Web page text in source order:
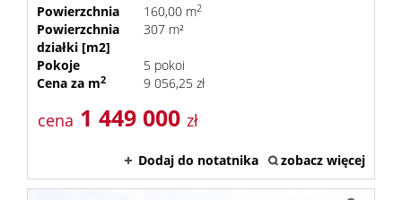
Powierzchnia
160,00 m2
Powierzchnia
działki [m2]
307 m²
Pokoje
5 pokoi
Cena za m2 9 056,25 zł
cena 1 449 000 zł
Dodaj do notatnika zobacz więcej